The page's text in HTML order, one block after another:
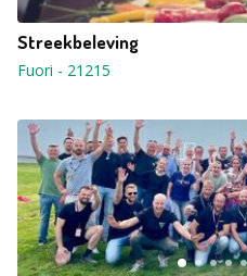
Streekbeleving
Fuori - 21215